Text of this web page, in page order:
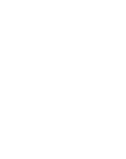
二氧化碳排放
应链的碳排放
力供应给昌原
流中心建立并
Pantos的相关